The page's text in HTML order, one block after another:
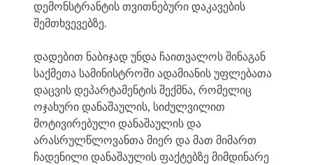
დემონსტრანტის თვითნებური დაკავების
შემთხვევებზე.
დადებით ნაბიჯად უნდა ჩაითვალოს შინაგან
საქმეთა სამინისტროში ადამიანის უფლებათა
დაცვის დეპარტამენტის შექმნა, რომელიც
ოჯახური დანაშაულის, სიძულვილით
მოტივირებული დანაშაულის და
არასრულწლოვანთა მიერ და მათ მიმართ
ჩადენილი დანაშაულის ფაქტებზე მიმდინარე